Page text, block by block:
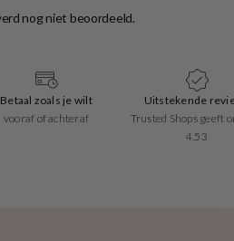
Betaal zoals je wilt
vooraf of achteraf
Uitstekende
Trusted Shops geeft
4.53